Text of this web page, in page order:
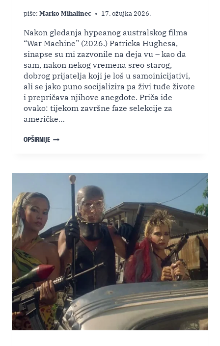
piše: Marko Mihalinec 17. ožujka 2026.
Nakon gledanja hypeanog australskog filma
“War Machine” (2026.) Patricka Hughesa,
sinapse su mi zazvonile na deja vu – kao da
sam, nakon nekog vremena sreo starog,
dobrog prijatelja koji je loš u samoinicijativi,
ali se jako puno socijalizira pa živi tuđe živote
i prepričava njihove anegdote. Priča ide
ovako: tijekom završne faze selekcije za
američke…
OPŠIRNIJE“WAR
NAJGLEDANIJI
FILM
NETFLIXU